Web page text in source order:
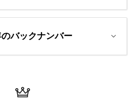
バックナンバー